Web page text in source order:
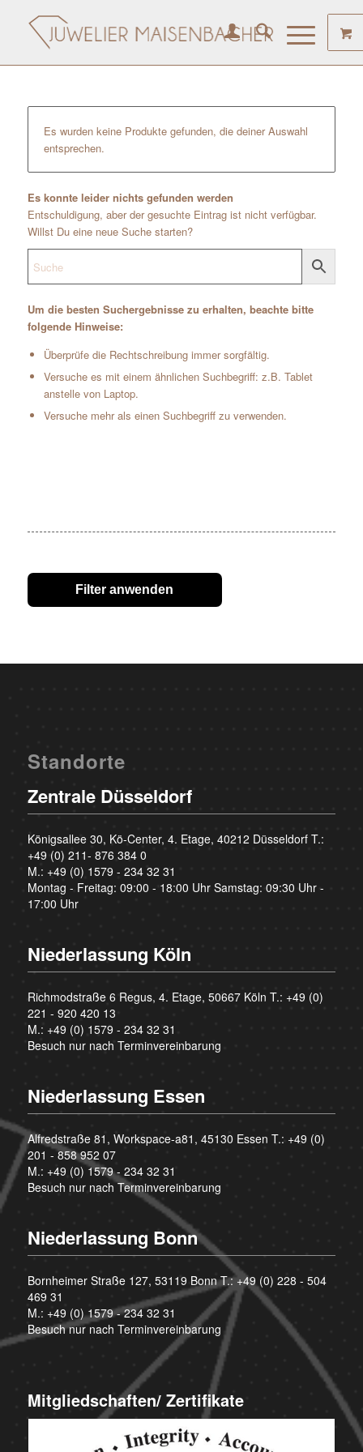
Es wurden keine Produkte gefunden, die deiner Auswahl
entsprechen.
Es konnte leider nichts gefunden werden
Entschuldigung, aber der gesuchte Eintrag ist nicht verfügbar.
Willst Du eine neue Suche starten?
Um die besten Suchergebnisse zu erhalten, beachte bitte
folgende Hinweise:
Überprüfe die Rechtschreibung immer sorgfältig.
Versuche es mit einem ähnlichen Suchbegriff: z.B. Tablet
anstelle von Laptop.
Versuche mehr als einen Suchbegriff zu verwenden.
Filter anwenden
Standorte
Zentrale Düsseldorf
Königsallee 30, Kö-Center, 4. Etage, 40212 Düsseldorf T.:
+49 (0) 211- 876 384 0
M.: +49 (0) 1579 - 234 32 31
Montag - Freitag: 09:00 - 18:00 Uhr Samstag: 09:30 Uhr -
17:00 Uhr
Niederlassung Köln
Richmodstraße 6 Regus, 4. Etage, 50667 Köln T.: +49 (0)
221 - 920 420 13
M.: +49 (0) 1579 - 234 32 31
Besuch nur nach Terminvereinbarung
Niederlassung Essen
Alfredstraße 81, Workspace-a81, 45130 Essen T.: +49 (0)
201 - 858 952 07
M.: +49 (0) 1579 - 234 32 31
Besuch nur nach Terminvereinbarung
Niederlassung Bonn
Bornheimer Straße 127, 53119 Bonn T.:+49 (0) 228 - 504
469 31
M.: +49 (0) 1579 - 234 32 31
Besuch nur nach Terminvereinbarung
Mitgliedschaften/ Zertifikate